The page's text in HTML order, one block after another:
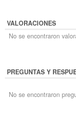
VALORACIONES
No se encontraron
PREGUNTAS Y
No se encontraron